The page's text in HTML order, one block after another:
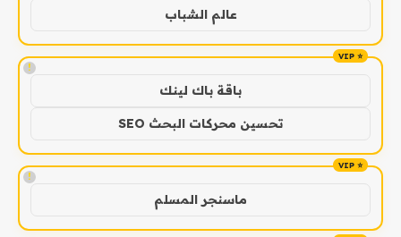
عالم الشباب
!
باقة باك لينك
تحسين محركات البحث SEO
!
ماسنجر المسلم